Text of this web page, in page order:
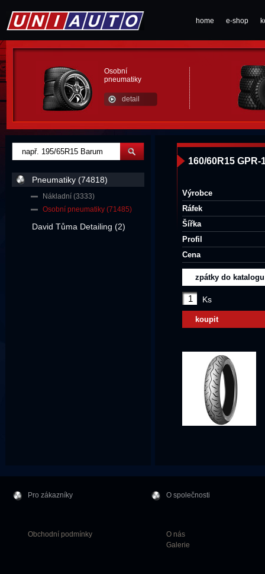
home e-shop
Osobní
pneumatiky
detail
160/60R15
Výrobce
Ráfek
Šířka
Profil
Cena
zpátky do katalogu
Ks
koupit
Pneumatiky (74818)
Nákladní (3333)
Osobní pneumatiky (71485)
David Tůma Detailing (2)
Pro zákazníky
Obchodní podmínky
O společnosti
O nás
Galerie